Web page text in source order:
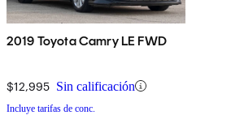
2019 Toyota Camry LE FWD
$12,995 Sin calificación
Incluye tarifas de conc.